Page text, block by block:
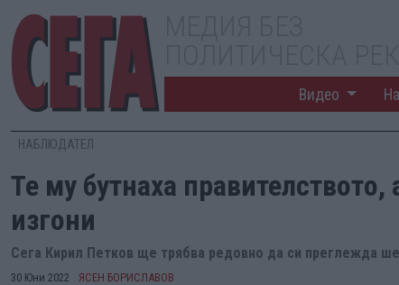
Видео
НАБЛЮДАТЕЛ
Те му бутнаха правителството,
изгони
Сега Кирил Петков ще трябва редовно да си преглежда
30 Юни 2022 ЯСЕН БОРИСЛАВОВ